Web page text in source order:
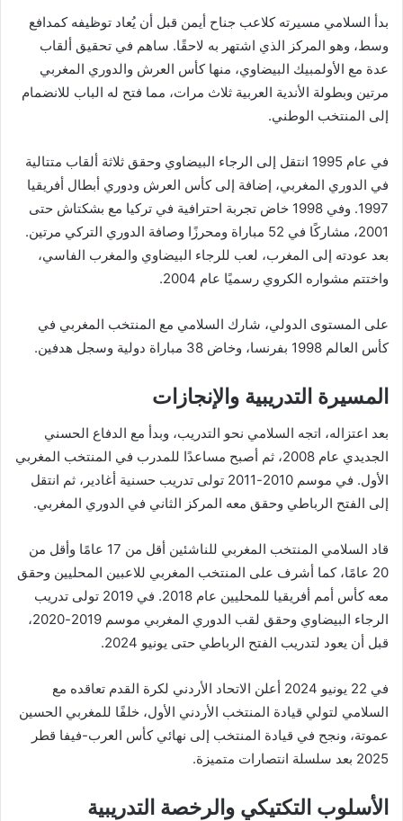
بدأ السلامي مسيرته كلاعب جناح أيمن قبل أن يُعاد توظيفه كمدافع
وسط، وهو المركز الذي اشتهر به لاحقًا. ساهم في تحقيق ألقاب
عدة مع الأولمبيك البيضاوي، منها كأس العرش والدوري المغربي
مرتين وبطولة الأندية العربية ثلاث مرات، مما فتح له الباب للانضمام
إلى المنتخب الوطني.
في عام 1995 انتقل إلى الرجاء البيضاوي وحقق ثلاثة ألقاب متتالية
في الدوري المغربي، إضافة إلى كأس العرش ودوري أبطال أفريقيا
1997. وفي 1998 خاض تجربة احترافية في تركيا مع بشكتاش حتى
2001، مشاركًا في 52 مباراة ومحرزًا وصافة الدوري التركي مرتين.
بعد عودته إلى المغرب، لعب للرجاء البيضاوي والمغرب الفاسي،
واختتم مشواره الكروي رسميًا عام 2004.
على المستوى الدولي، شارك السلامي مع المنتخب المغربي في
كأس العالم 1998 بفرنسا، وخاض 38 مباراة دولية وسجل هدفين.
المسيرة التدريبية والإنجازات
بعد اعتزاله، اتجه السلامي نحو التدريب، وبدأ مع الدفاع الحسني
الجديدي عام 2008، ثم أصبح مساعدًا للمدرب في المنتخب المغربي
الأول. في موسم 2010-2011 تولى تدريب حسنية أغادير، ثم انتقل
إلى الفتح الرباطي وحقق معه المركز الثاني في الدوري المغربي.
قاد السلامي المنتخب المغربي للناشئين أقل من 17 عامًا وأقل من
20 عامًا، كما أشرف على المنتخب المغربي للاعبين المحليين وحقق
معه كأس أمم أفريقيا للمحليين عام 2018. في 2019 تولى تدريب
الرجاء البيضاوي وحقق لقب الدوري المغربي موسم 2019-2020،
قبل أن يعود لتدريب الفتح الرباطي حتى يونيو 2024.
في 22 يونيو 2024 أعلن الاتحاد الأردني لكرة القدم تعاقده مع
السلامي لتولي قيادة المنتخب الأردني الأول، خلفًا للمغربي الحسين
عموتة، ونجح في قيادة المنتخب إلى نهائي كأس العرب-فيفا قطر
2025 بعد سلسلة انتصارات متميزة.
الأسلوب التكتيكي والرخصة التدريبية